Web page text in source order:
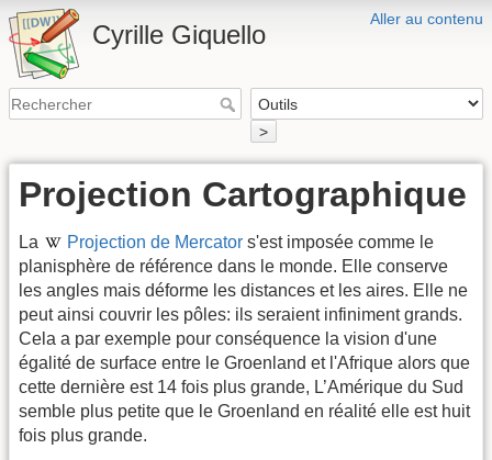
Aller au contenu
Cyrille Giquello
>
Projection Cartographique
La Projection de Mercator s'est imposée comme le
planisphère de référence dans le monde. Elle conserve
les angles mais déforme les distances et les aires. Elle ne
peut ainsi couvrir les pôles: ils seraient infiniment grands.
Cela a par exemple pour conséquence la vision d'une
égalité de surface entre le Groenland et l'Afrique alors que
cette dernière est 14 fois plus grande, L’Amérique du Sud
semble plus petite que le Groenland en réalité elle est huit
fois plus grande.